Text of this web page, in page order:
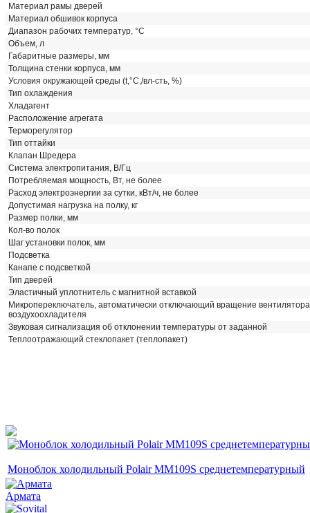
Материал рамы дверей
Материал обшивок корпуса
Диапазон рабочих температур, °C
Объем, л
Габаритные размеры, мм
Толщина стенки корпуса, мм
Условия окружающей среды (t,°C,/вл-сть, %)
Тип охлаждения
Хладагент
Расположение агрегата
Терморегулятор
Тип оттайки
Клапан Шредера
Система электропитания, В/Гц
Потребляемая мощность, Вт, не более
Расход электроэнергии за сутки, кВт/ч, не более
Допустимая нагрузка на полку, кг
Размер полки, мм
Кол-во полок
Шаг установки полок, мм
Подсветка
Канапе с подсветкой
Тип дверей
Эластичный уплотнитель с магнитной вставкой
Микропереключатель, автоматически отключающий вращение вентилятора
воздухоохладителя
Звуковая сигнализация об отклонении температуры от заданной
Теплоотражающий стеклопакет (теплопакет)
Моноблок холодильный Polair MM109S среднетемпературный
Армата